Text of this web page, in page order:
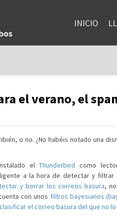
INICIO
el verano, el
o no. ¿No habéis notado una
elThunderbird como
a la hora de detectar y filtrar
y borrar los correos basura,
con unos filtros bayesianos
clasificar el correo basura del que no